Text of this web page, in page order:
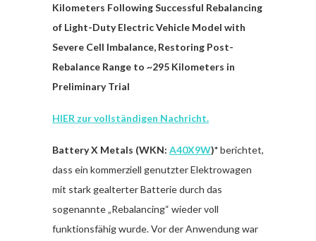
Kilometers Following Successful Rebalancing
of Light-Duty Electric Vehicle Model with
Severe Cell Imbalance, Restoring Post-
Rebalance Range to ~295 Kilometers in
Preliminary Trial
HIER zur vollständigen Nachricht.
Battery X Metals (WKN: A40X9W)*berichtet,
dass ein kommerziell genutzter Elektrowagen
mit stark gealterter Batterie durch das
sogenannte „Rebalancing“ wieder voll
funktionsfähig wurde. Vor der Anwendung war